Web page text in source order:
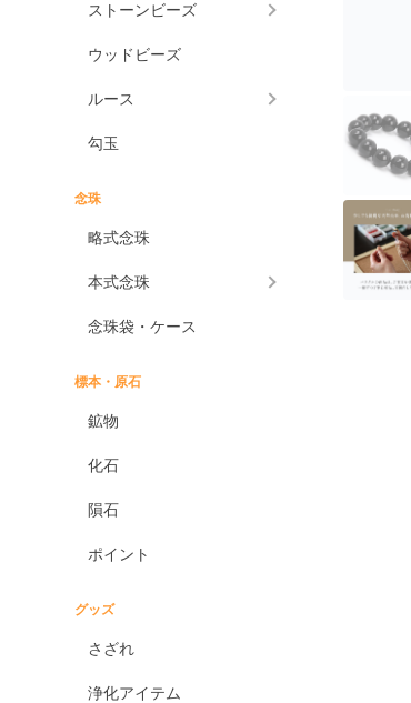
ストーンビーズ
ウッドビーズ
ルース
勾玉
念珠
略式念珠
本式念珠
念珠袋・ケース
標本・原石
鉱物
化石
隕石
ポイント
グッズ
さざれ
浄化アイテム